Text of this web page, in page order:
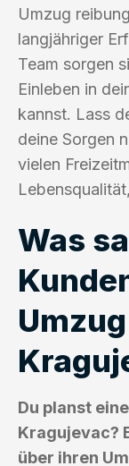
Umzug
langjähriger
Team sorgen
Einleben in
kannst. Lass
deine Sorgen
vielen
Was
Du planst
Kragujevac?
über ihren